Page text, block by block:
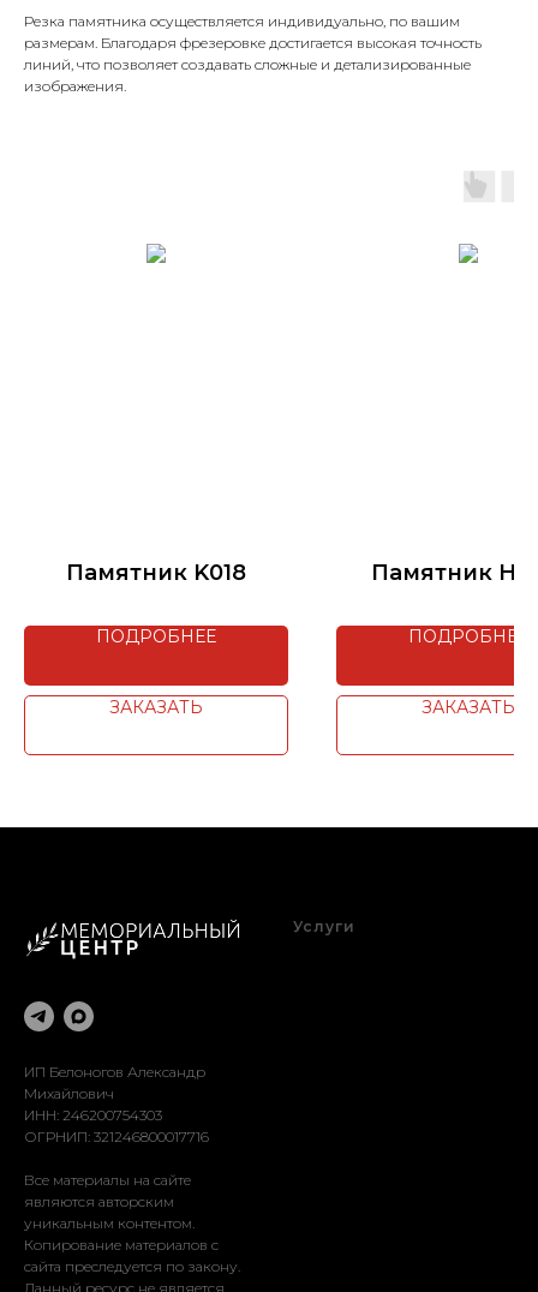
Резка памятника осуществляется индивидуально, по вашим
размерам. Благодаря фрезеровке достигается высокая точность
линий, что позволяет создавать сложные и детализированные
изображения.
Памятник K018
ПОДРОБНЕЕ
ЗАКАЗАТЬ
Памятник
ПОДРОБНЕЕ
ЗАКАЗАТЬ
ИП Белоногов Александр
Михайлович
ИНН: 246200754303
ОГРНИП: 321246800017716
Все материалы на сайте
являются авторским
уникальным контентом.
Копирование материалов с
сайта преследуется по закону.
Данный ресурс не является
Услуги